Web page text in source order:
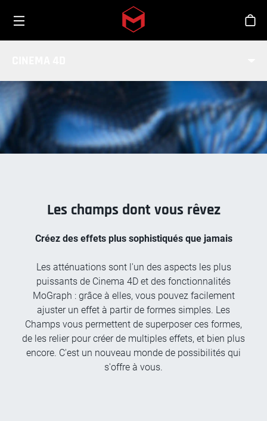
Skip to main content
Les champs dont vous rêvez
Créez des effets plus sophistiqués que jamais
Les atténuations sont l'un des aspects les plus
puissants de Cinema 4D et des fonctionnalités
MoGraph : grâce à elles, vous pouvez facilement
ajuster un effet à partir de formes simples. Les
Champs vous permettent de superposer ces formes,
de les relier pour créer de multiples effets, et bien plus
encore. C'est un nouveau monde de possibilités qui
s'offre à vous.